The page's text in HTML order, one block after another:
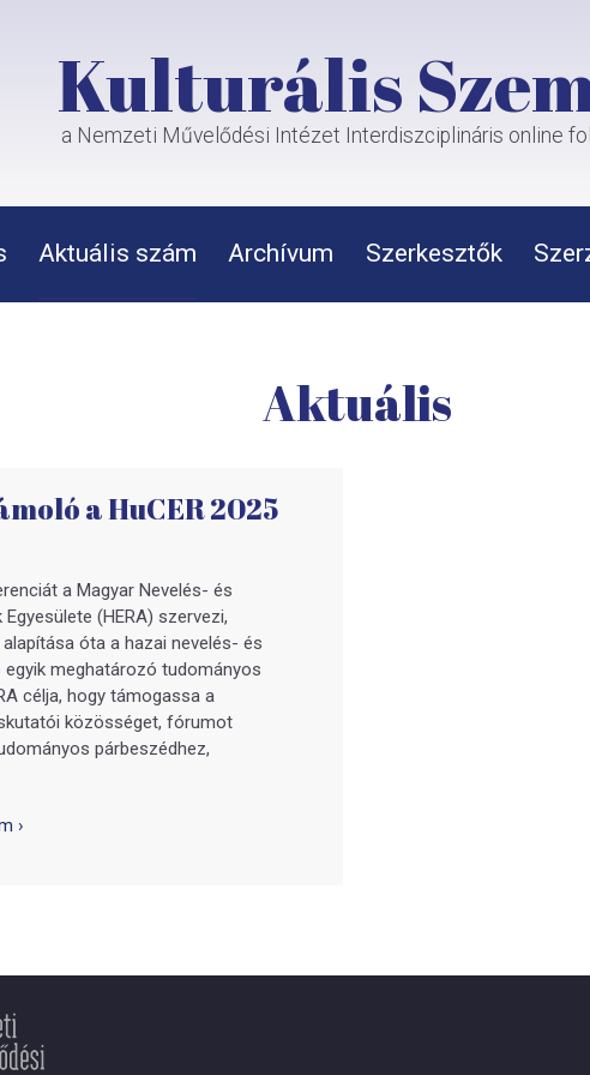
Kulturális
a Nemzeti Művelődési Intézet Interdiszciplináris online
Aktuális szám Archívum Szerkesztők
Aktuális
a HuCER 2025
a Magyar Nevelés- és
(HERA) szervezi,
óta a hazai nevelés- és
meghatározó tudományos
célja, hogy támogassa a
közösséget, fórumot
párbeszédhez,
›